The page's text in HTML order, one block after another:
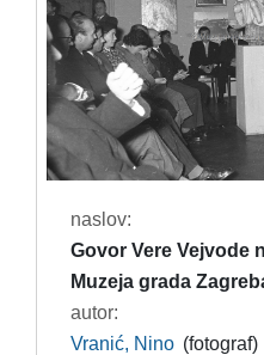
naslov:
Govor Vere Vejvode
Muzeja grada
autor:
Vranić, Nino (fotograf)